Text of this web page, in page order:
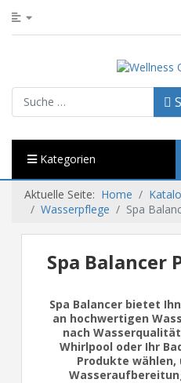
Suchen
Kategorien
Aktuelle Seite: Home
Wasserpflege
Spa
Spa Balancer
Spa Balancer bietet
an hochwertigen
nach
Whirlpool oder Ihr
Produkte